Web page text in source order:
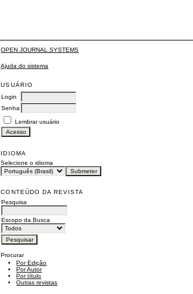
OPEN JOURNAL SYSTEMS
Ajuda do sistema
USUÁRIO
Login
Senha
Lembrar usuário
IDIOMA
Selecione o idioma
CONTEÚDO DA REVISTA
Pesquisa
Escopo da Busca
Procurar
Por Edição
Por Autor
Por título
Outras revistas